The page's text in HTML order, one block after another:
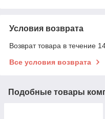
Условия возврата
Возврат товара в течение
Все условия возврата
Подобные товары